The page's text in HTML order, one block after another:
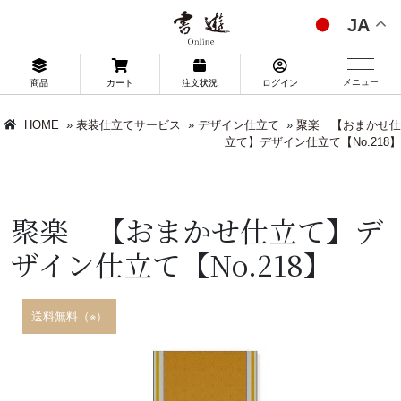
JA
商品 カート 注文状況 ログイン メニュー
HOME » 表装仕立てサービス » デザイン仕立て » 聚楽 【おまかせ仕
立て】デザイン仕立て【No.218】
聚楽 【おまかせ仕立て】デ
ザイン仕立て【No.218】
送料無料（※）